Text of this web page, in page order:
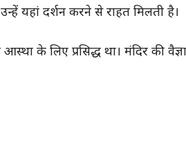
यहां दर्शन करने से राहत मिलती है।
के लिए प्रसिद्ध था। मंदिर की